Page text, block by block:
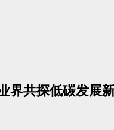
界共探低碳发展